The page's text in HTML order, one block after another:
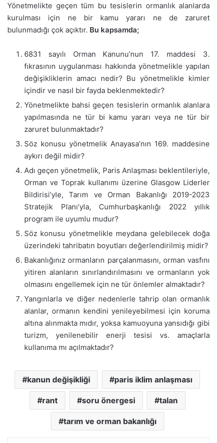
Yönetmelikte geçen tüm bu tesislerin ormanlık alanlarda
kurulması için ne bir kamu yararı ne de zaruret
bulunmadığı çok açıktır. Bu kapsamda;
6831 sayılı Orman Kanunu’nun 17. maddesi 3.
fıkrasının uygulanması hakkında yönetmelikle yapılan
değişikliklerin amacı nedir? Bu yönetmelikle kimler
içindir ve nasıl bir fayda beklenmektedir?
Yönetmelikte bahsi geçen tesislerin ormanlık alanlara
yapılmasında ne tür bi kamu yararı veya ne tür bir
zaruret bulunmaktadır?
Söz konusu yönetmelik Anayasa’nın 169. maddesine
aykırı değil midir?
Adı geçen yönetmelik, Paris Anlaşması beklentileriyle,
Orman ve Toprak kullanımı üzerine Glasgow Liderler
Bildirisi’yle, Tarım ve Orman Bakanlığı 2019-2023
Stratejik Planı’yla, Cumhurbaşkanlığı 2022 yıllık
program ile uyumlu mudur?
Söz konusu yönetmelikle meydana gelebilecek doğa
üzerindeki tahribatın boyutları değerlendirilmiş midir?
Bakanlığınız ormanların parçalanmasını, orman vasfını
yitiren alanların sınırlandırılmasını ve ormanların yok
olmasını engellemek için ne tür önlemler almaktadır?
Yangınlarla ve diğer nedenlerle tahrip olan ormanlık
alanlar, ormanın kendini yenileyebilmesi için koruma
altına alınmakta mıdır, yoksa kamuoyuna yansıdığı gibi
turizm, yenilenebilir enerji tesisi vs. amaçlarla
kullanıma mı açılmaktadır?
kanun değişikliği paris iklim anlaşması
rant soru önergesi talan
tarım ve orman bakanlığı